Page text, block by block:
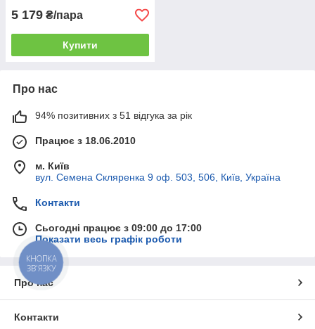
5 179 ₴/пара
Купити
Про нас
94% позитивних з 51 відгука за рік
Працює з 18.06.2010
м. Київ
вул. Семена Скляренка 9 оф. 503, 506, Київ, Україна
Контакти
Сьогодні працює з 09:00 до 17:00
Показати весь графік роботи
Про нас
Контакти
КНОПКА
ЗВ'ЯЗКУ